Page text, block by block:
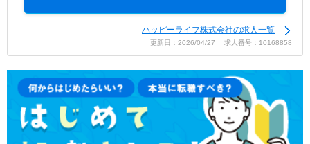
ハッピーライフ株式会社の求人一覧
更新日：2026/04/27 求人番号：10168858